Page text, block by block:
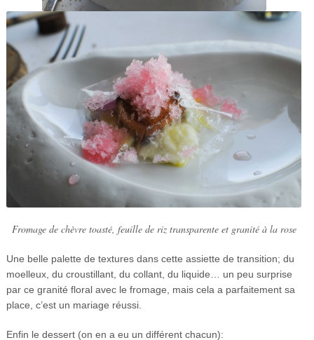
Fromage de chèvre toasté, feuille de riz transparente et granité à la rose
Une belle palette de textures dans cette assiette de transition; du
moelleux, du croustillant, du collant, du liquide… un peu surprise
par ce granité floral avec le fromage, mais cela a parfaitement sa
place, c’est un mariage réussi.
Enfin le dessert (on en a eu un différent chacun):